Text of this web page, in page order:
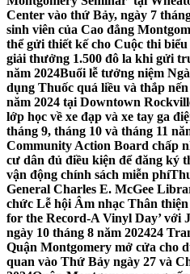
Center vào thứ Bảy, ngày 7
sinh viên của Cao đẳng
thể gửi thiết kế cho Cuộc thi
giải thưởng 1.500 đô la khi gửi
năm 2024Buổi lễ tưởng niệm
dụng Thuốc quá liều và thắp
năm 2024 tại Downtown
lớp học về xe đạp và xe tay ga
tháng 9, tháng 10 và tháng 11
Community Action Board chấp
cư dân đủ điều kiện để đăng ký
vận động chính sách miễn phí
General Charles E. McGee
chức Lễ hội Âm nhạc Thân
for the Record-A Vinyl Day’ với
ngày 10 tháng 8 năm 202424
Quận Montgomery mở cửa cho
quan vào Thứ Bảy ngày 27 và